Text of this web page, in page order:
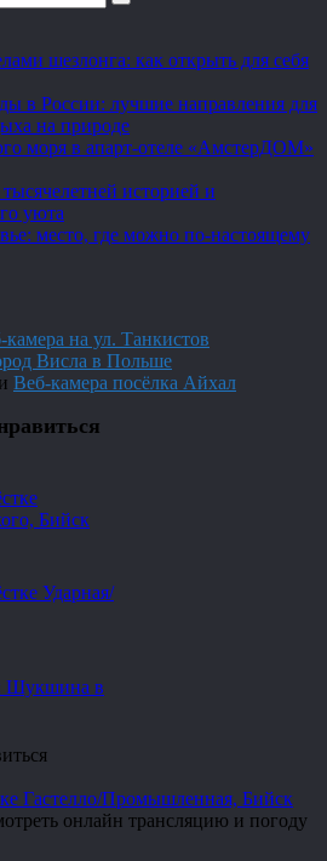
шезлонга: как открыть для себя
в России: лучшие направления для
на природе
моря в апарт-отеле «АмстерДОМ»
историей и
уюта
место, где можно по-настоящему
камера на ул. Танкистов
Висла в Польше
Веб-камера посёлка Айхал
Бийск
Ударная/
Шукшина в
Гастелло/Промышленная, Бийск
онлайн трансляцию и погоду